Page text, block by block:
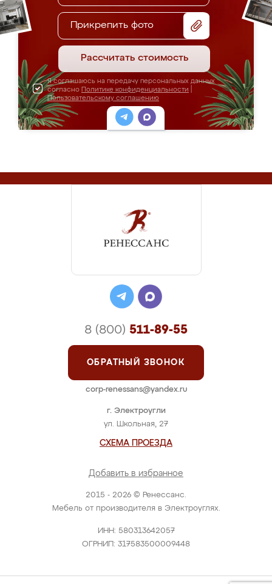
Прикрепить фото
Рассчитать стоимость
Я соглашаюсь на передачу персональных данных
согласно Политике конфиденциальности
Пользовательскому соглашению
2015 - 2026 © Ренессанс.
Мебель от производителя в Электроуглях.
ИНН: 580313642057
ОГРНИП: 317583500009448
г. Электроугли
ул. Школьная, 27
СХЕМА ПРОЕЗДА
Добавить в избранное
8 (800) 511-89-55
ОБРАТНЫЙ ЗВОНОК
corp-renessans@yandex.ru